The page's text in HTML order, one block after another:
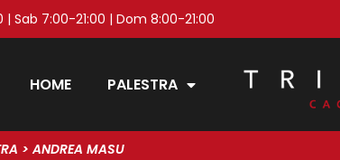
Sab 7:00-21:00 | Dom 8:00-21:00
HOME PALESTRA
>ANDREA MASU